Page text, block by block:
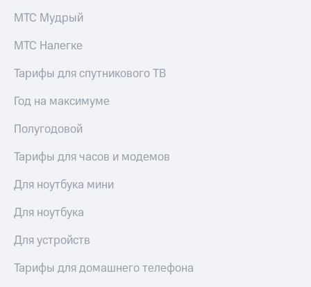
МТС Мудрый
МТС Налегке
Тарифы для спутникового ТВ
Год на максимуме
Полугодовой
Тарифы для часов и модемов
Для ноутбука мини
Для ноутбука
Для устройств
Тарифы для домашнего телефона